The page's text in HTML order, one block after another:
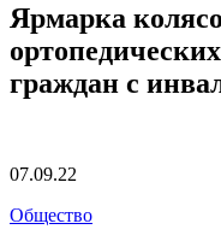
Ярмарка
граждан с
07.09.22
Общество